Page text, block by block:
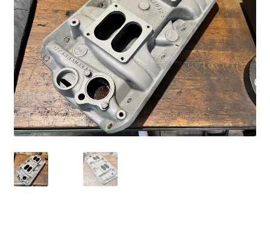
PARTNER